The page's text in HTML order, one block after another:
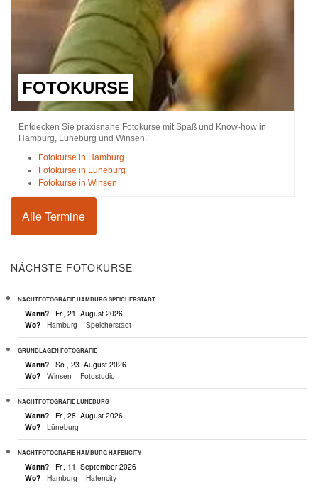
FOTOKURSE
Entdecken Sie praxisnahe Fotokurse mit Spaß und Know-how in
Hamburg, Lüneburg und Winsen.
Fotokurse in Hamburg
Fotokurse in Lüneburg
Fotokurse in Winsen
Alle Termine
NÄCHSTE FOTOKURSE
NACHTFOTOGRAFIE HAMBURG SPEICHERSTADT
Wann?
Fr., 21. August 2026
Wo?
Hamburg – Speicherstadt
GRUNDLAGEN FOTOGRAFIE
Wann?
So., 23. August 2026
Wo?
Winsen – Fotostudio
NACHTFOTOGRAFIE LÜNEBURG
Wann?
Fr., 28. August 2026
Wo?
Lüneburg
NACHTFOTOGRAFIE HAMBURG HAFENCITY
Wann?
Fr., 11. September 2026
Wo?
Hamburg – Hafencity